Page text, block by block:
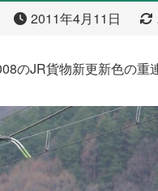
2011年4月11日
のJR貨物新更新色の重